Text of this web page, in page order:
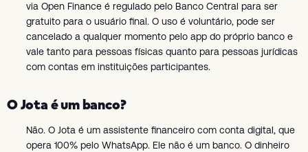
via Open Finance é regulado pelo Banco Central para ser
gratuito para o usuário final. O uso é voluntário, pode ser
cancelado a qualquer momento pelo app do próprio banco e
vale tanto para pessoas físicas quanto para pessoas jurídicas
com contas em instituições participantes.
O Jota é um banco?
Não. O Jota é um assistente financeiro com conta digital, que
opera 100% pelo WhatsApp. Ele não é um banco. O dinheiro